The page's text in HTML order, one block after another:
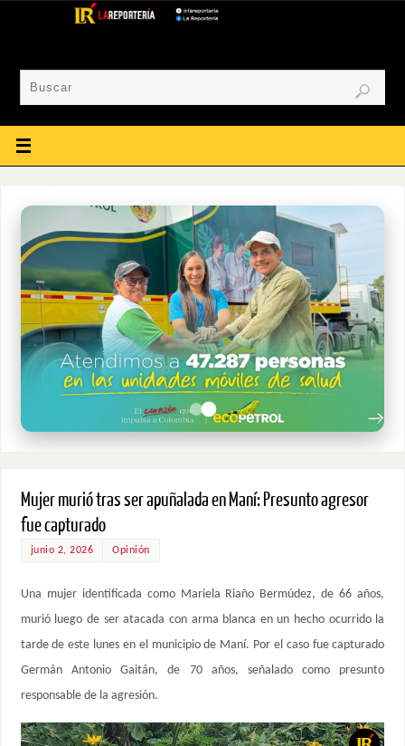
Mujer murió tras ser apuñalada en Maní: Presunto agresor
fue capturado
junio 2, 2026 Opinión
Una mujer identificada como Mariela Riaño Bermúdez, de 66 años,
murió luego de ser atacada con arma blanca en un hecho ocurrido la
tarde de este lunes en el municipio de Maní. Por el caso fue capturado
Germán Antonio Gaitán, de 70 años, señalado como presunto
responsable de la agresión.